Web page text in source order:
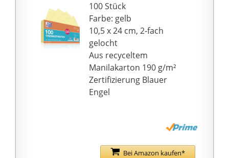
100 Stück
Farbe: gelb
10,5 x 24 cm, 2-fach
gelocht
Aus recyceltem
Manilakarton 190 g/m²
Zertifizierung Blauer
Engel
Bei Amazon kaufen*